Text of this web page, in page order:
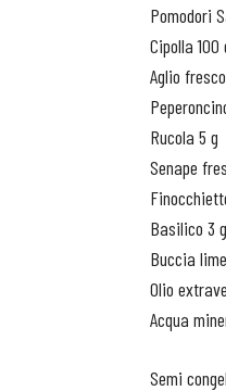
Pomodori
Cipolla 100
Aglio
Rucola 5 g
Senape
Basilico 3 g
Buccia
Olio
Acqua
Semi